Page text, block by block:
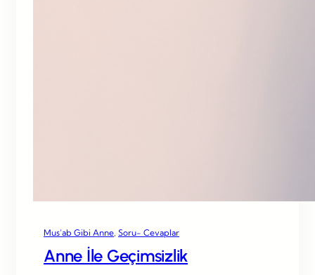
Mus’ab Gibi Anne Soru- Cevaplar
Anne İle Geçimsizlik